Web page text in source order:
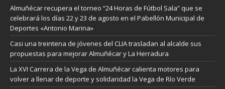
Almuñécar recupera el torneo “24 Horas de Fútbol Sala” que se
celebrará los días 22 y 23 de agosto en el Pabellón Municipal de
Deportes «Antonio Marina»
Casi una treintena de jóvenes del CLIA trasladan al alcalde sus
propuestas para mejorar Almuñécar y La Herradura
La XVI Carrera de la Vega de Almuñécar calienta motores para
volver a llenar de deporte y solidaridad la Vega de Río Verde